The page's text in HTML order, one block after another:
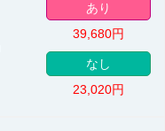
あり
39,680円
なし
23,020円